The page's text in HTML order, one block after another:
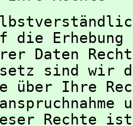
die Erhebung
Daten
sind wir
über Ihre
Rechte